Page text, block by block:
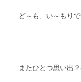
リクルート
スタッフブログ
ど～も、い～もりで
またひとつ思い出